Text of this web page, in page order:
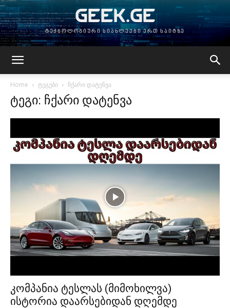
GEEK.GE
ტექნოლოგიური სიახლეები ერთ საიტზე
Home ტეგები ჩქარი დატენვა
ტეგი: ჩქარი დატენვა
კომპანია ტესლას (მიმოხილვა)
ისტორია დაარსებიდან დღემდე